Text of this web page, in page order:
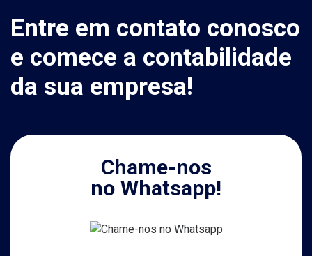
Entre em contato conosco
e comece a contabilidade
da sua empresa!
Chame-nos
no Whatsapp!